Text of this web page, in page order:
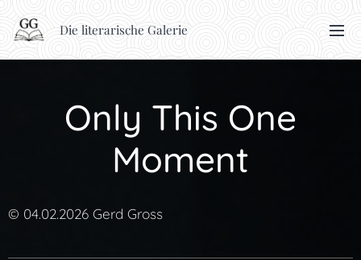
Die literarische Galerie
Only This One
Moment
© 04.02.2026 Gerd Gross